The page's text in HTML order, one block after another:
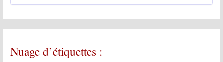
é
g
rNuage d’étiquettes :